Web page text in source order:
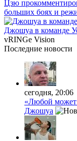
Цзю
больших боях и
Джошуа в команде
vRINGe Vision
Последние новости
сегодня, 20:06
«Любой может
Джошуа